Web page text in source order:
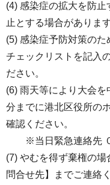
(4) 感染症の拡大を防
止とする場合があります
(5) 感染症予防対策の
チェックリストを記入
ださい。
(6) 雨天等により大会
分までに港北区役所の
確認ください。
※当日緊急連絡先 ０
(7) やむを得ず棄権の場
問合せ先】までご連絡